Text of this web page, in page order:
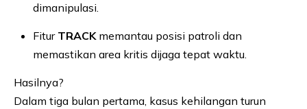
dimanipulasi.
Fitur TRACKmemantau posisi patroli dan
memastikan area kritis dijaga tepat waktu.
Hasilnya?
Dalam tiga bulan pertama, kasus kehilangan turun